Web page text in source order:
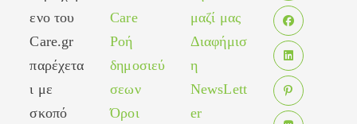
ενο του
Care.gr
παρέχετα
ι με
σκοπό
Care
Ροή
δημοσιεύ
σεων
Όροι
μαζί μας
Διαφήμισ
η
NewsLett
er
Opens
in
a
new
tab
Opens
in
a
new
tab
Opens
in
aOpens